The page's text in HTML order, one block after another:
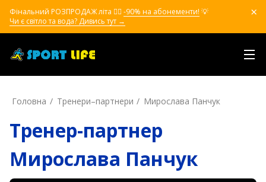
Фінальний РОЗПРОДАЖ літа ❤️‍🔥 -90% на абонементи! 💡
Чи є світло та вода? Дивись тут →
Головна Тренери–партнери Мирослава Панчук
Тренер-партнер
Мирослава Панчук